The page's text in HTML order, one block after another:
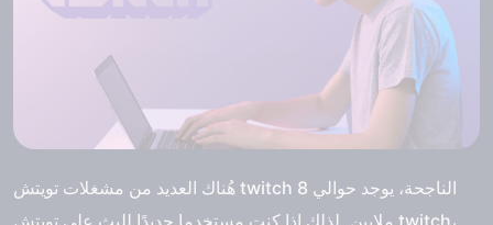
هُناك العديد من مشغلات تويتش twitch الناجحة، يوجد حوالي 8
ملايين. لذلك إذا كنت مستخدما جديدًا للبث على تويتش twitch،